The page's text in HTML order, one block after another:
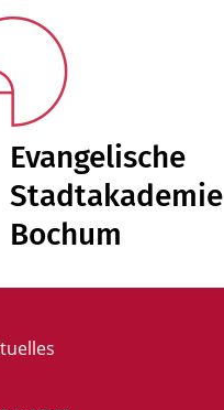
Evangelische
Stadtakademie
Bochum